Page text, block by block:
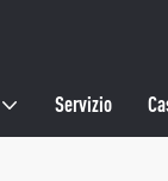
Servizio